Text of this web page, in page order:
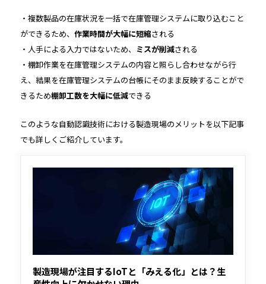
・複数製品の在庫状況を一括で在庫管理システムに取り込むこと
ができるため、 作業時間が大幅に短縮される
・人手による入力ではないため、 ミスが削減される
・棚卸作業を在庫管理システムの内容と照らし合わせながら行
え、結果を在庫管理システムの台帳にそのまま反映することがで
きるため棚卸工数を大幅に低減できる
このような自動認識技術における製造現場のメリットを以下記事
でも詳しくご紹介しています。
製造現場が注目するIoTと「みえる化」とは？生